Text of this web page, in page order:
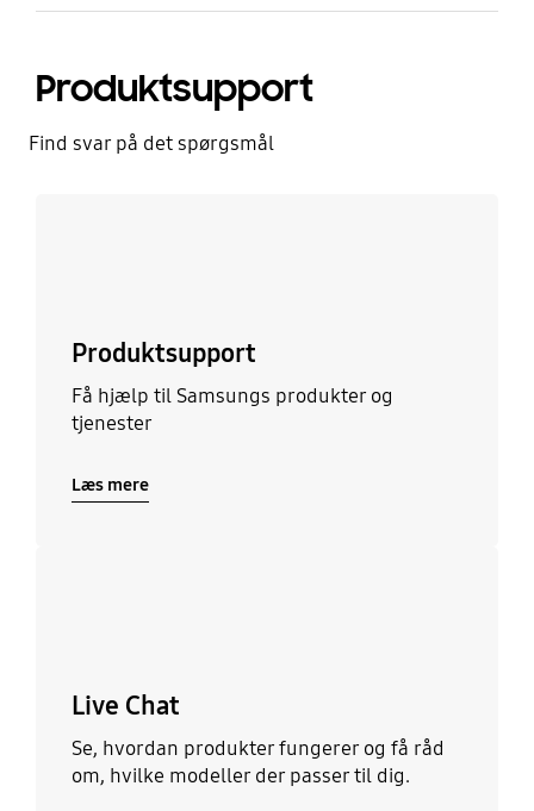
Produktsupport
Find svar på det spørgsmål
Produktsupport
Få hjælp til Samsungs produkter og
tjenester
Læs mere
Live Chat
Se, hvordan produkter fungerer og få råd
om, hvilke modeller der passer til dig.